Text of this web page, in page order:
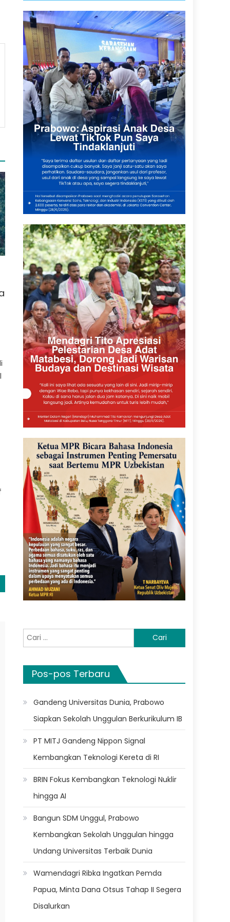
Cari
untuk:
Pos-pos Terbaru
Gandeng Universitas Dunia, Prabowo
Siapkan Sekolah Unggulan Berkurikulum IB
PT MITJ Gandeng Nippon Signal
Kembangkan Teknologi Kereta di RI
BRIN Fokus Kembangkan Teknologi Nuklir
hingga AI
Bangun SDM Unggul, Prabowo
Kembangkan Sekolah Unggulan hingga
Undang Universitas Terbaik Dunia
Wamendagri Ribka Ingatkan Pemda
Papua, Minta Dana Otsus Tahap II Segera
Disalurkan